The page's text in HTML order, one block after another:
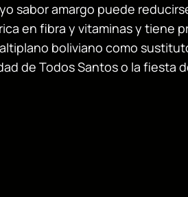
sabor amargo puede
en fibra y vitaminas y
boliviano como
de Todos Santos o la fiesta